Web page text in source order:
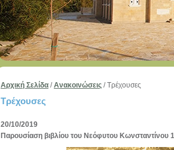
Αρχική Σελίδα /Ανακοινώσεις /Τρέχουσες
Τρέχουσες
20/10/2019
Παρουσίαση βιβλίου του Νεόφυτου Κωνσταντίνου